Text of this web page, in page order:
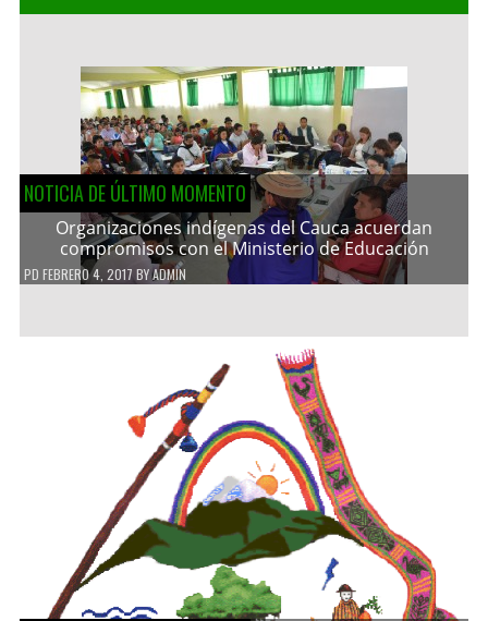
NOTICIA DE ÚLTIMO MOMENTO
Organizaciones indígenas del Cauca acuerdan
compromisos con el Ministerio de Educación
PD FEBRERO 4, 2017 BYADMIN